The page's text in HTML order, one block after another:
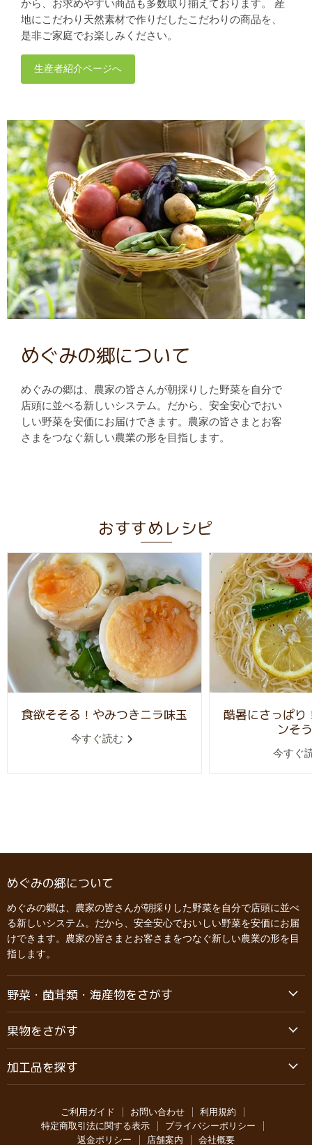
から、お求めやすい商品も多数取り揃えております。 産
地にこだわり天然素材で作りだしたこだわりの商品を、
是非ご家庭でお楽しみください。
生産者紹介ページへ
めぐみの郷について
めぐみの郷は、農家の皆さんが朝採りした野菜を自分で
店頭に並べる新しいシステム。だから、安全安心でおい
しい野菜を安価にお届けできます。農家の皆さまとお客
さまをつなぐ新しい農業の形を目指します。
おすすめレシピ
食欲そそる！やみつきニラ味玉
今すぐ読む
酷暑にさっぱり
ンそ
今すぐ
めぐみの郷について
めぐみの郷は、農家の皆さんが朝採りした野菜を自分で店頭に並べ
る新しいシステム。だから、安全安心でおいしい野菜を安価にお届
けできます。農家の皆さまとお客さまをつなぐ新しい農業の形を目
指します。
野菜・菌茸類・海産物をさがす
果物をさがす
加工品を探す
ご利用ガイド お問い合わせ
利用規約
特定商取引法に関する表示
プライバシーポリシー
返金ポリシー
店舗案内 会社概要